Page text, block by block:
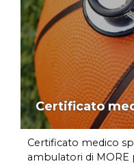
Certificato
Certificato medico
ambulatori di MORE